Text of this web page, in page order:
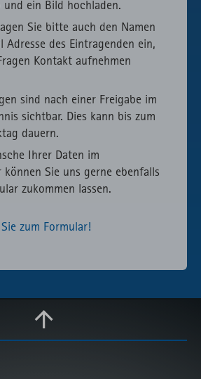
ein Bild hochladen.
Sie bitte auch den Namen
Adresse des Eintragenden ein,
Kontakt aufnehmen
sind nach einer Freigabe im
sichtbar. Dies kann bis zum
dauern.
Ihrer Daten im
können Sie uns gerne ebenfalls
zukommen lassen.
zum Formular!